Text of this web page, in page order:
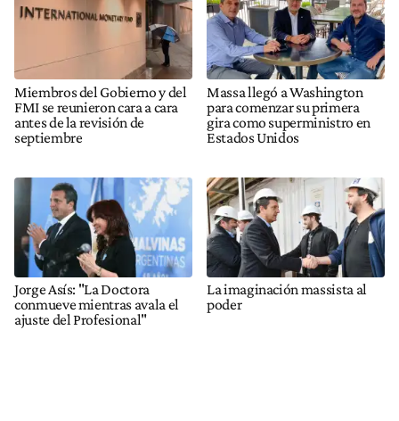
Miembros del Gobierno y del
FMI se reunieron cara a cara
antes de la revisión de
septiembre
Massa llegó a Washington
para comenzar su primera
gira como superministro en
Estados Unidos
Jorge Asís: "La Doctora
conmueve mientras avala el
ajuste del Profesional"
La imaginación massista al
poder